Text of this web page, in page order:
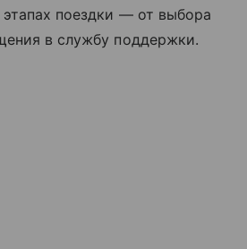
поездки — от выбора
в службу поддержки.